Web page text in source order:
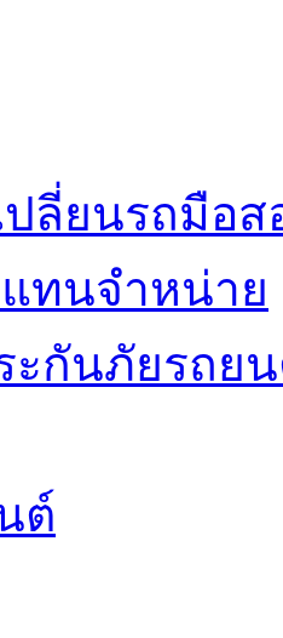
ลี่ยนรถมือส
ทนจำหน่าย
ะกันภัยรถย
ต์